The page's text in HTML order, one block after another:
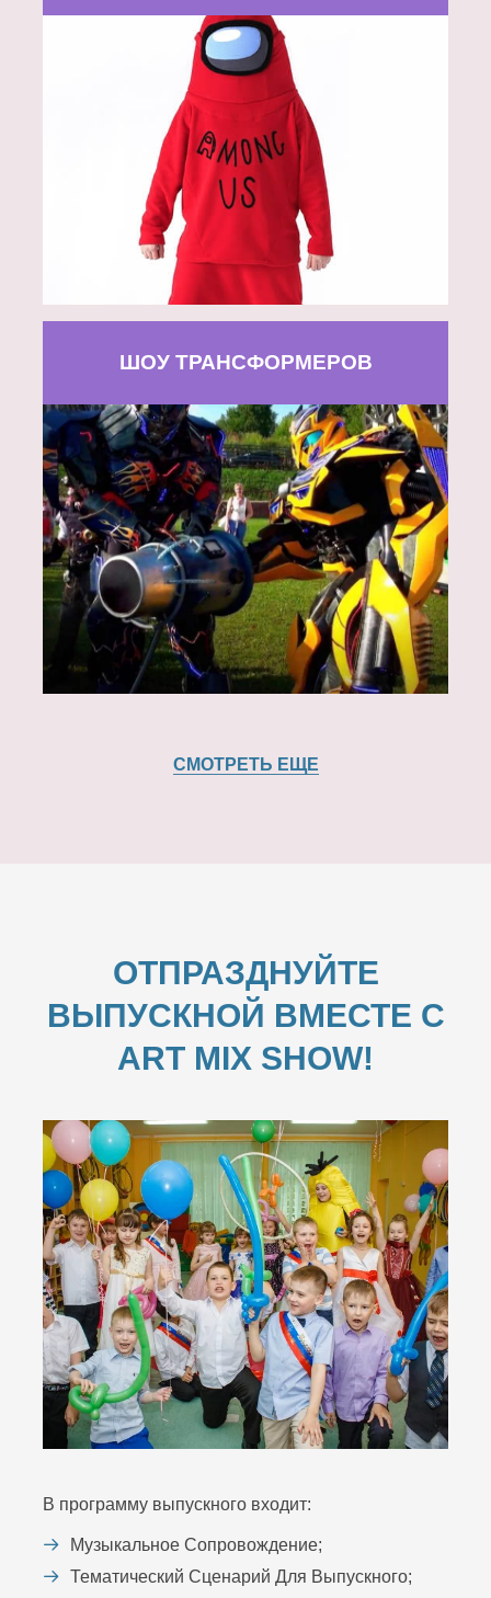
ШОУ ТРАНСФОРМЕРОВ
СМОТРЕТЬ ЕЩЕ
ОТПРАЗДНУЙТЕ
ВЫПУСКНОЙ ВМЕСТЕ С
ART MIX SHOW!
В программу выпускного входит:
Музыкальное Сопровождение;
Тематический Сценарий Для Выпускного;